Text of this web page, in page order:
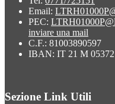
Email:
PEC:
inviare una mail
C.F.: 81003890597
IBAN: IT 21 M 05372
Sezione Link Utili